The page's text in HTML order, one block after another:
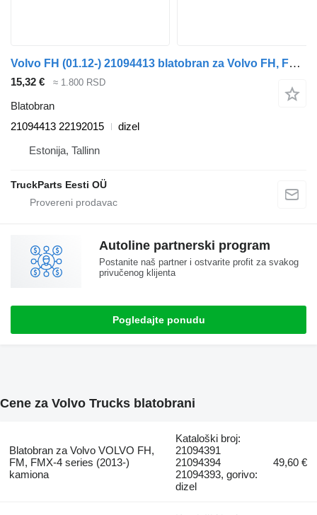
Volvo FH (01.12-) 21094413 blatobran za Volvo FH, FM, FMX-4 series (2013-) tegljača
15,32 € ≈ 1.800 RSD
Blatobran
21094413 22192015
dizel
Estonija, Tallinn
TruckParts Eesti OÜ
Autoline partnerski program
Postanite naš partner i ostvarite profit za svakog
privučenog klijenta
Pogledajte ponudu
Cene za Volvo Trucks blatobrani
Blatobran za Volvo VOLVO FH,
FM, FMX-4 series (2013-)
kamiona
Kataloški broj:
21094391
21094394
21094393, gorivo:
dizel
49,60 €